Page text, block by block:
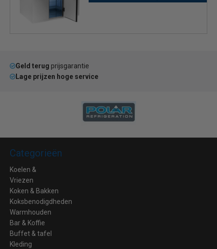
Geld terug prijsgarantie
Lage prijzen hoge service
Categorieën
Koelen &
Vriezen
Koken & Bakken
Koksbenodigdheden
Warmhouden
Bar & Koffie
Buffet & tafel
Kleding